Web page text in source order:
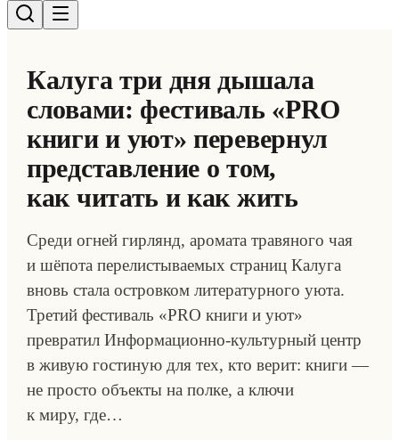
Калуга три дня дышала
словами: фестиваль «PRO
книги и уют» перевернул
представление о том,
как читать и как жить
Среди огней гирлянд, аромата травяного чая
и шёпота перелистываемых страниц Калуга
вновь стала островком литературного уюта.
Третий фестиваль «PRO книги и уют»
превратил Информационно-культурный центр
в живую гостиную для тех, кто верит: книги —
не просто объекты на полке, а ключи
к миру, где…